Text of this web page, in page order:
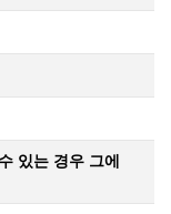
있는 경우 그에